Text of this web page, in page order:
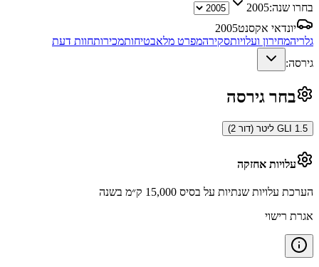
בחרו שנה:2005
יונדאי אקסנט2005
גלריהמחירון ועלויותסקירהמפרט מלאבטיחותמכירותחוות דעת
גירסה:
בחר גירסה
GLI 1.5 ליטר (דור 2)
עלויות אחזקה
הערכת עלויות שנתיות על בסיס 15,000 ק״מ בשנה
אגרת רישוי